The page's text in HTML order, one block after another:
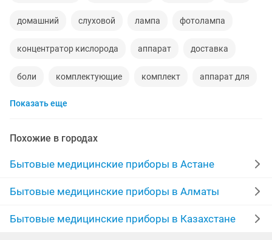
домашний слуховой лампа фотолампа
концентратор кислорода аппарат доставка
боли комплектующие комплект аппарат для
рассрочка
электронные батарей слух лампа для
апарат слуховои аппарат omron терапия
детский ингалятор мине фотолампа желтухи
Показать еще
Похожие в городах
Бытовые медицинские приборы в Астане
Бытовые медицинские приборы в Алматы
Бытовые медицинские приборы в Казахстане